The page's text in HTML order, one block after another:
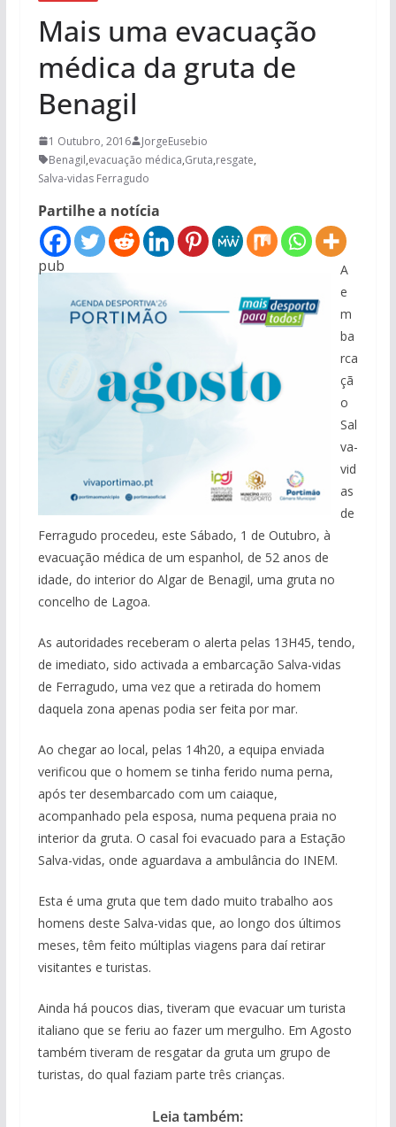
Mais uma evacuação
médica da gruta de
Benagil
1 Outubro, 2016
JorgeEusebio
Benagil,evacuação médica,Gruta,resgate,
Salva-vidas Ferragudo
Partilhe a notícia
pub
A
e
m
ba
rca
çã
o
Sal
va-
vid
as
de
Ferragudo procedeu, este Sábado, 1 de Outubro, à
evacuação médica de um espanhol, de 52 anos de
idade, do interior do Algar de Benagil, uma gruta no
concelho de Lagoa.
As autoridades receberam o alerta pelas 13H45, tendo,
de imediato, sido activada a embarcação Salva-vidas
de Ferragudo, uma vez que a retirada do homem
daquela zona apenas podia ser feita por mar.
Ao chegar ao local, pelas 14h20, a equipa enviada
verificou que o homem se tinha ferido numa perna,
após ter desembarcado com um caiaque,
acompanhado pela esposa, numa pequena praia no
interior da gruta. O casal foi evacuado para a Estação
Salva-vidas, onde aguardava a ambulância do INEM.
​Esta é uma gruta que tem dado muito trabalho aos
homens deste Salva-vidas que, ao longo dos últimos
meses, têm feito múltiplas viagens para daí retirar
visitantes e turistas.
Ainda há poucos dias, tiveram que evacuar um turista
italiano que se feriu ao fazer um mergulho. Em Agosto
também tiveram de resgatar da gruta um grupo de
turistas, do qual faziam parte três crianças.
Leia também: